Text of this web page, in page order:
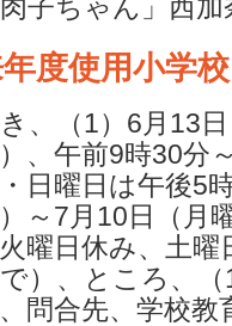
子ちゃん」西加
度使用小学
、（1）6月13
、午前9時30分
日曜日は午後5
～7月10日（月
火曜日休み、土
）、ところ、
問合先、学校教